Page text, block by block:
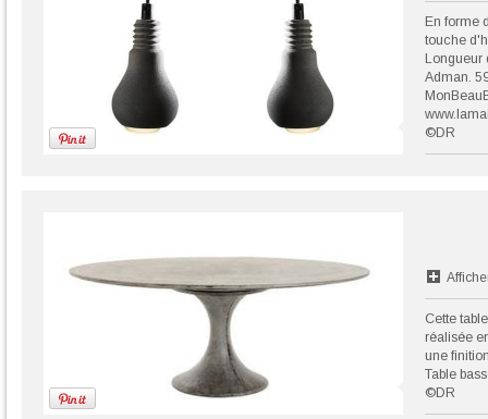
En forme
touche
Longueur
Adman.
©DR
Cette
réalisée
une
Table
©DR